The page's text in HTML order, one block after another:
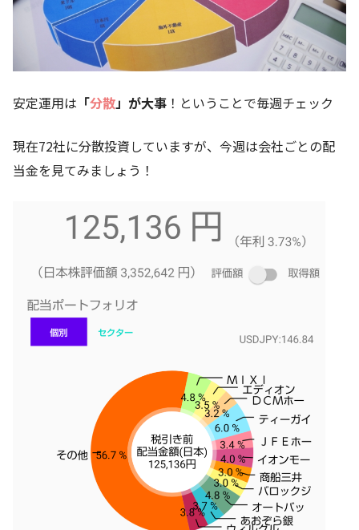
安定運用は 「分散」が大事 ！ということで毎週チェック
現在72社に分散投資していますが、今週は会社ごとの配
当金を見てみましょう！